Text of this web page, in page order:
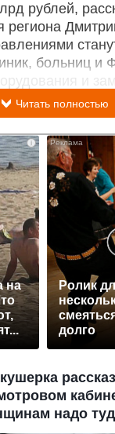
рублей,
региона
больниц и
и
Читать полностью
i
на
Ролик
долго
надо